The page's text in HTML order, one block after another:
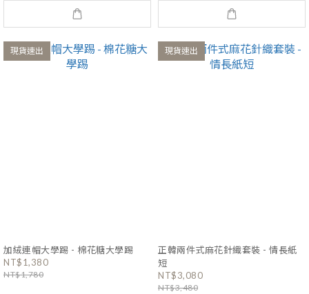
現貨速出
加絨連帽大學踢 - 棉花糖大學踢
NT$1,380
NT$1,780
現貨速出
正韓兩件式麻花針織套裝 - 情長紙
短
NT$3,080
NT$3,480